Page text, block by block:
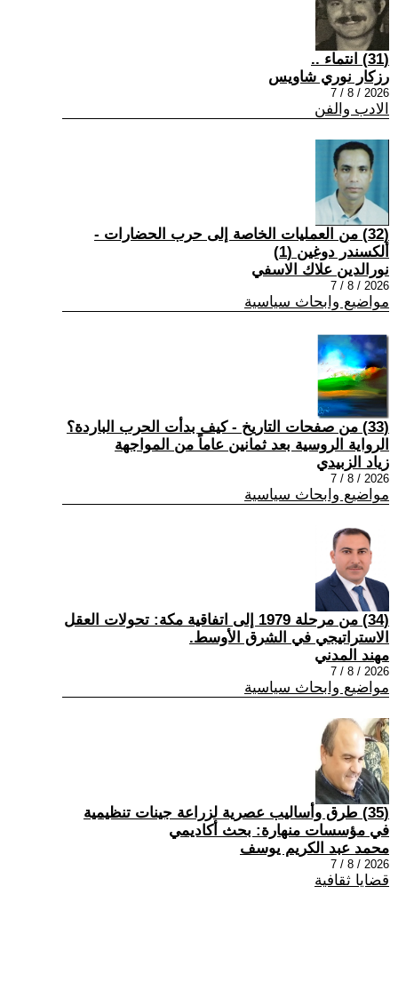
(31) انتماء ..
رزكار نوري شاويس
2026 / 8 / 7
الادب والفن
(32) من العمليات الخاصة إلى حرب الحضارات -
ألكسندر دوغين (1)
نورالدين علاك الاسفي
2026 / 8 / 7
مواضيع وابحاث سياسية
(33) من صفحات التاريخ - كيف بدأت الحرب الباردة؟
الرواية الروسية بعد ثمانين عاماً من المواجهة
زياد الزبيدي
2026 / 8 / 7
مواضيع وابحاث سياسية
(34) من مرحلة 1979 إلى اتفاقية مكة: تحولات العقل
الاستراتيجي في الشرق الأوسط.
مهند المدني
2026 / 8 / 7
مواضيع وابحاث سياسية
(35) طرق وأساليب عصرية لزراعة جينات تنظيمية
في مؤسسات منهارة: بحث أكاديمي
محمد عبد الكريم يوسف
2026 / 8 / 7
قضايا ثقافية